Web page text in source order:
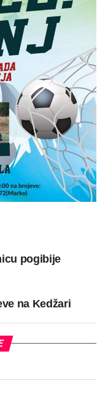
pogibije
na Kedžari